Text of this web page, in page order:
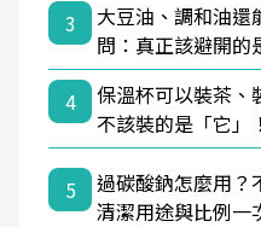
3
大豆油、調和油還
問：真正該避開的
4
保溫杯可以裝茶、
不該裝的是「它」
5
過碳酸鈉怎麼用？
清潔用途與比例一